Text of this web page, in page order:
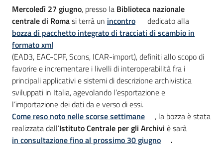
Introduzione
Mercoledì 27 giugno, presso la Biblioteca nazionale
centrale di Romasi terrà un incontro
dedicato alla
bozza di pacchetto integrato di tracciati di scambio in
formato xml
(EAD3, EAC-CPF, Scons, ICAR-import), definiti allo scopo di
favorire e incrementare i livelli di interoperabilità fra i
principali applicativi e sistemi di descrizione archivistica
sviluppati in Italia, agevolando l’esportazione e
l’importazione dei dati da e verso di essi.
Come reso noto nelle scorse settimane
, la bozza è stata
realizzata dall’Istituto Centrale per gli Archivi è sarà
in consultazione fino al prossimo 30 giugno
.